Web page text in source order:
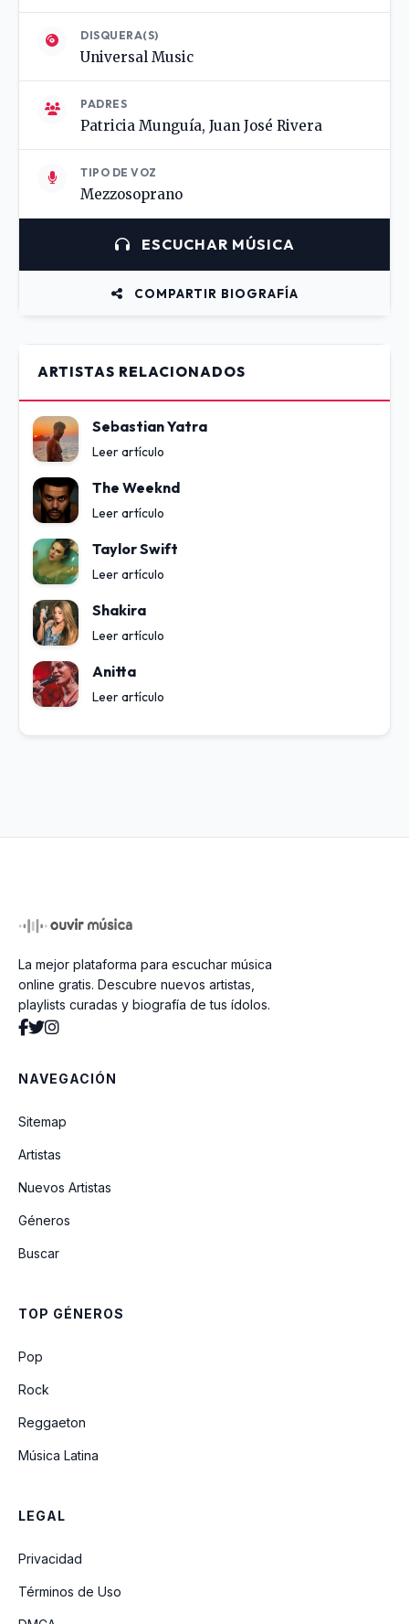
DISQUERA(S)
Universal Music
PADRES
Patricia Munguía, Juan José Rivera
TIPO DE VOZ
Mezzosoprano
ESCUCHAR MÚSICA
COMPARTIR BIOGRAFÍA
ARTISTAS RELACIONADOS
Sebastian Yatra
Leer artículo
The Weeknd
Leer artículo
Taylor Swift
Leer artículo
Shakira
Leer artículo
Anitta
Leer artículo
La mejor plataforma para escuchar música
online gratis. Descubre nuevos artistas,
playlists curadas y biografía de tus ídolos.
NAVEGACIÓN
Sitemap
Artistas
Nuevos Artistas
Géneros
Buscar
TOP GÉNEROS
Pop
Rock
Reggaeton
Música Latina
LEGAL
Privacidad
Términos de Uso